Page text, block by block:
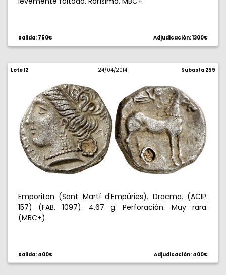
Salida: 750€ Adjudicación: 1300€
Lote 12 24/04/2014 Subasta 259
Emporiton (Sant Martí d'Empúries). Dracma. (ACIP.
157) (FAB. 1097). 4,67 g. Perforación. Muy rara.
(MBC+).
Salida: 400€ Adjudicación: 400€